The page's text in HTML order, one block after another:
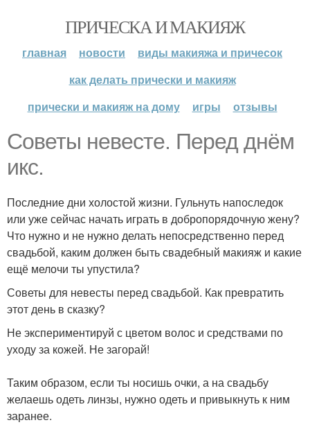
ПРИЧЕСКА И МАКИЯЖ
главная новости
виды макияжа и причесок
как делать прически и макияж
прически и макияж на дому
игры отзывы
Советы невесте. Перед днём
икс.
Последние дни холостой жизни. Гульнуть напоследок
или уже сейчас начать играть в добропорядочную жену?
Что нужно и не нужно делать непосредственно перед
свадьбой, каким должен быть свадебный макияж и какие
ещё мелочи ты упустила?
Советы для невесты перед свадьбой. Как превратить
этот день в сказку?
Не экспериментируй с цветом волос и средствами по
уходу за кожей. Не загорай!
Таким образом, если ты носишь очки, а на свадьбу
желаешь одеть линзы, нужно одеть и привыкнуть к ним
заранее.